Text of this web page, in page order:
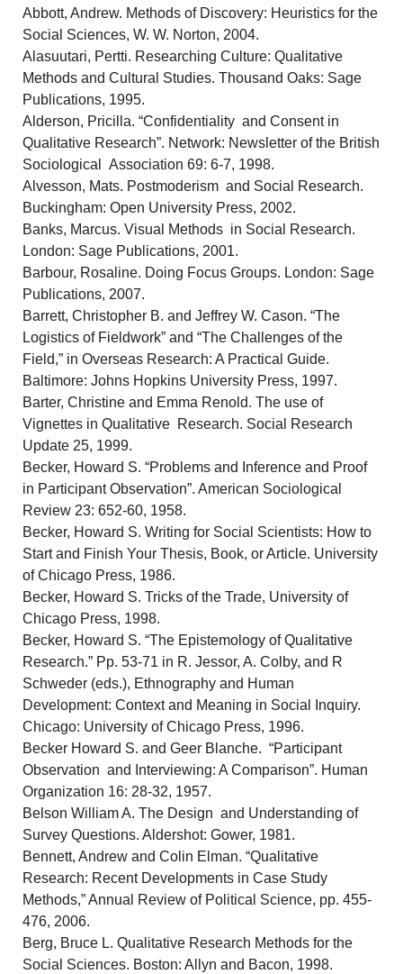
Abbott, Andrew. Methods of Discovery: Heuristics for the
Social Sciences, W. W. Norton, 2004.
Alasuutari, Pertti. Researching Culture: Qualitative
Methods and Cultural Studies. Thousand Oaks: Sage
Publications, 1995.
Alderson, Pricilla. “Confidentiality and Consent in
Qualitative Research”. Network: Newsletter of the British
Sociological Association 69: 6-7, 1998.
Alvesson, Mats. Postmoderism and Social Research.
Buckingham: Open University Press, 2002.
Banks, Marcus. Visual Methods in Social Research.
London: Sage Publications, 2001.
Barbour, Rosaline. Doing Focus Groups. London: Sage
Publications, 2007.
Barrett, Christopher B. and Jeffrey W. Cason. “The
Logistics of Fieldwork” and “The Challenges of the
Field,” in Overseas Research: A Practical Guide.
Baltimore: Johns Hopkins University Press, 1997.
Barter, Christine and Emma Renold. The use of
Vignettes in Qualitative Research. Social Research
Update 25, 1999.
Becker, Howard S. “Problems and Inference and Proof
in Participant Observation”. American Sociological
Review 23: 652-60, 1958.
Becker, Howard S. Writing for Social Scientists: How to
Start and Finish Your Thesis, Book, or Article. University
of Chicago Press, 1986.
Becker, Howard S. Tricks of the Trade, University of
Chicago Press, 1998.
Becker, Howard S. “The Epistemology of Qualitative
Research.” Pp. 53-71 in R. Jessor, A. Colby, and R
Schweder (eds.), Ethnography and Human
Development: Context and Meaning in Social Inquiry.
Chicago: University of Chicago Press, 1996.
Becker Howard S. and Geer Blanche. “Participant
Observation and Interviewing: A Comparison”. Human
Organization 16: 28-32, 1957.
Belson William A. The Design and Understanding of
Survey Questions. Aldershot: Gower, 1981.
Bennett, Andrew and Colin Elman. “Qualitative
Research: Recent Developments in Case Study
Methods,” Annual Review of Political Science, pp. 455-
476, 2006.
Berg, Bruce L. Qualitative Research Methods for the
Social Sciences. Boston: Allyn and Bacon, 1998.